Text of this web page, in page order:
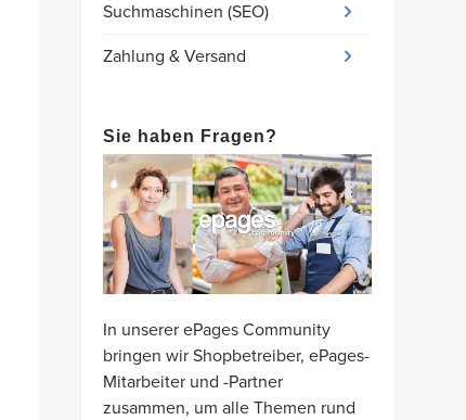
Suchmaschinen (SEO)
Zahlung & Versand
Sie haben Fragen?
In unserer ePages Community
bringen wir Shopbetreiber, ePages-
Mitarbeiter und -Partner
zusammen, um alle Themen rund